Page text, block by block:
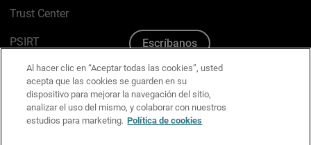
Trust Center
PSIRT
Política de cookies
Política de privacidad
Kit de medios y marca
Escríbanos
Al hacer clic en “Aceptar todas las cookies”, usted
acepta que las cookies se guarden en su
dispositivo para mejorar la navegación del sitio,
analizar el uso del mismo, y colaborar con nuestros
estudios para marketing. Política de cookies